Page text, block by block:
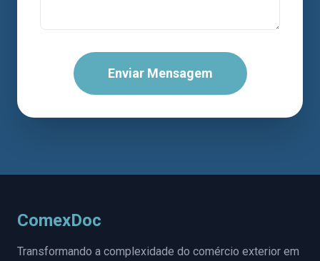
Enviar Mensagem
ComexDoc
Transformando a complexidade do comércio exterior em